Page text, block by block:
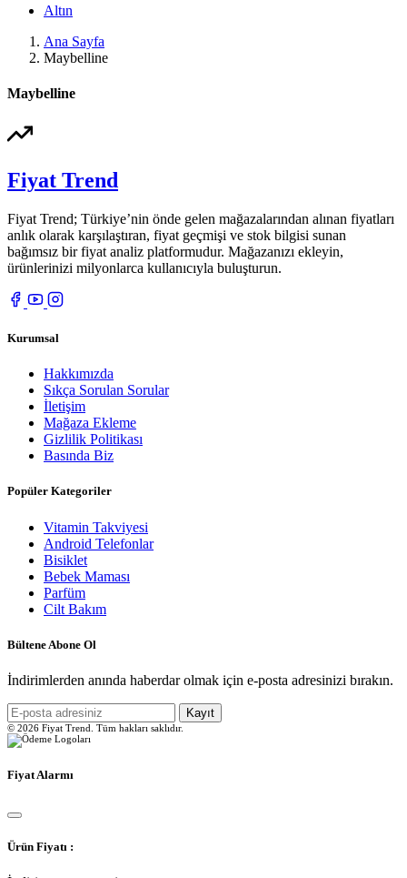
Altın
Ana Sayfa
Maybelline
Maybelline
Fiyat Trend
Fiyat Trend; Türkiye’nin önde gelen mağazalarından alınan fiyatları
anlık olarak karşılaştıran, fiyat geçmişi ve stok bilgisi sunan
bağımsız bir fiyat analiz platformudur. Mağazanızı ekleyin,
ürünlerinizi milyonlarca kullanıcıyla buluşturun.
Kurumsal
Hakkımızda
Sıkça Sorulan Sorular
İletişim
Mağaza Ekleme
Gizlilik Politikası
Basında Biz
Popüler Kategoriler
Vitamin Takviyesi
Android Telefonlar
Bisiklet
Bebek Maması
Parfüm
Cilt Bakım
Bültene Abone Ol
İndirimlerden anında haberdar olmak için e-posta adresinizi bırakın.
Kayıt
© 2026 Fiyat Trend. Tüm hakları saklıdır.
Fiyat Alarmı
Ürün Fiyatı :